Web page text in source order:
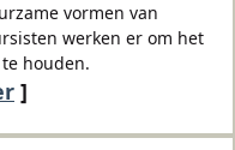
vormen van
werken er om het
houden.
]